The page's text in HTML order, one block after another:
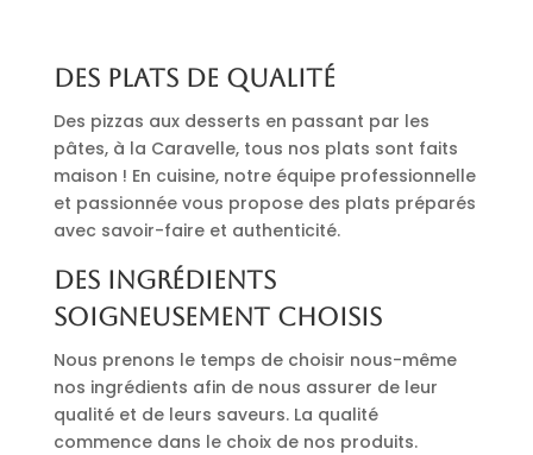
Des plats de qualité
Des pizzas aux desserts en passant par les
pâtes, à la Caravelle, tous nos plats sont faits
maison ! En cuisine, notre équipe professionnelle
et passionnée vous propose des plats préparés
avec savoir-faire et authenticité.
Des ingrédients
soigneusement choisis
Nous prenons le temps de choisir nous-même
nos ingrédients afin de nous assurer de leur
qualité et de leurs saveurs. La qualité
commence dans le choix de nos produits.